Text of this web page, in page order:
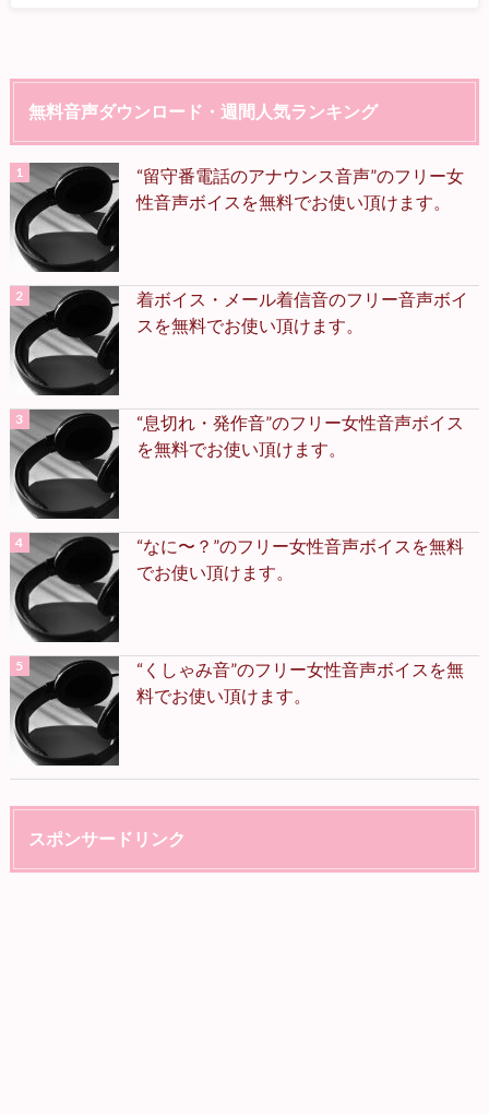
無料音声ダウンロード・週間人気ランキング
“留守番電話のアナウンス音声”のフリー女
性音声ボイスを無料でお使い頂けます。
着ボイス・メール着信音のフリー音声ボイ
スを無料でお使い頂けます。
“息切れ・発作音”のフリー女性音声ボイス
を無料でお使い頂けます。
“なに〜？”のフリー女性音声ボイスを無料
でお使い頂けます。
“くしゃみ音”のフリー女性音声ボイスを無
料でお使い頂けます。
スポンサードリンク